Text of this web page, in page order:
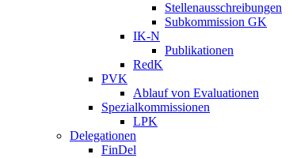
Stellenausschreibungen
Subkommission GK
IK-N
Publikationen
RedK
PVK
Ablauf von Evaluationen
Spezialkommissionen
LPK
Delegationen
FinDel